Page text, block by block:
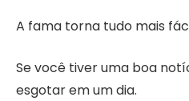
A fama torna tudo mais
Se você tiver uma boa
esgotar em um dia.